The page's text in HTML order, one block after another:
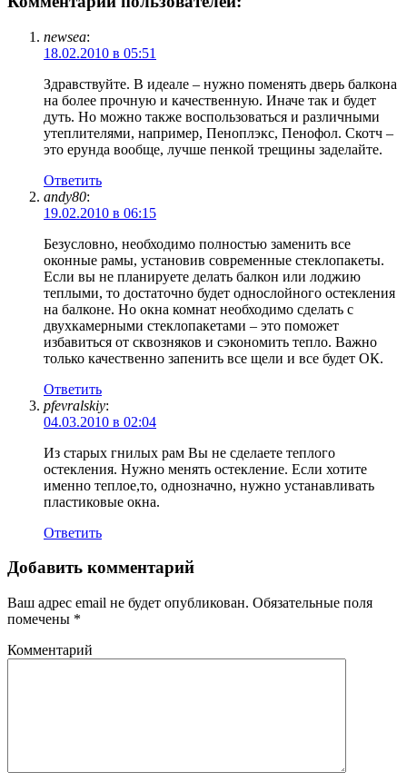
newsea:
18.02.2010 в 05:51
Здравствуйте. В идеале – нужно поменять дверь балкона
на более прочную и качественную. Иначе так и будет
дуть. Но можно также воспользоваться и различными
утеплителями, например, Пеноплэкс, Пенофол. Скотч –
это ерунда вообще, лучше пенкой трещины заделайте.
Ответить
andy80:
19.02.2010 в 06:15
Безусловно, необходимо полностью заменить все
оконные рамы, установив современные стеклопакеты.
Если вы не планируете делать балкон или лоджию
теплыми, то достаточно будет однослойного остекления
на балконе. Но окна комнат необходимо сделать с
двухкамерными стеклопакетами – это поможет
избавиться от сквозняков и сэкономить тепло. Важно
только качественно запенить все щели и все будет ОК.
Ответить
pfevralskiy:
04.03.2010 в 02:04
Из старых гнилых рам Вы не сделаете теплого
остекления. Нужно менять остекление. Если хотите
именно теплое,то, однозначно, нужно устанавливать
пластиковые окна.
Ответить
Добавить комментарий
Ваш адрес email не будет опубликован. Обязательные поля
помечены *
Комментарий